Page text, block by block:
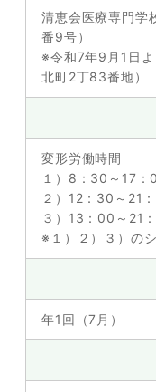
清恵会医療専門学
番9号）
※令和7年9月1日
北町2丁83番地）
変形労働時間
１）8：30～17：
２）12：30～21
３）13：00～21
※１）２）３）の
年1回（7月）